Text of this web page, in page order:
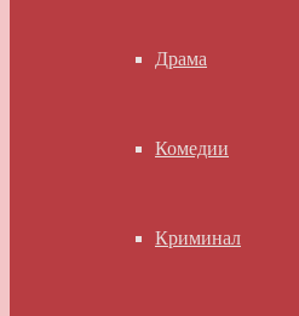
Драма
Комедии
Криминал